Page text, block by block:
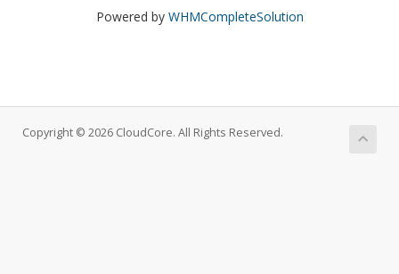
Powered by WHMCompleteSolution
Copyright © 2026 CloudCore. All Rights Reserved.